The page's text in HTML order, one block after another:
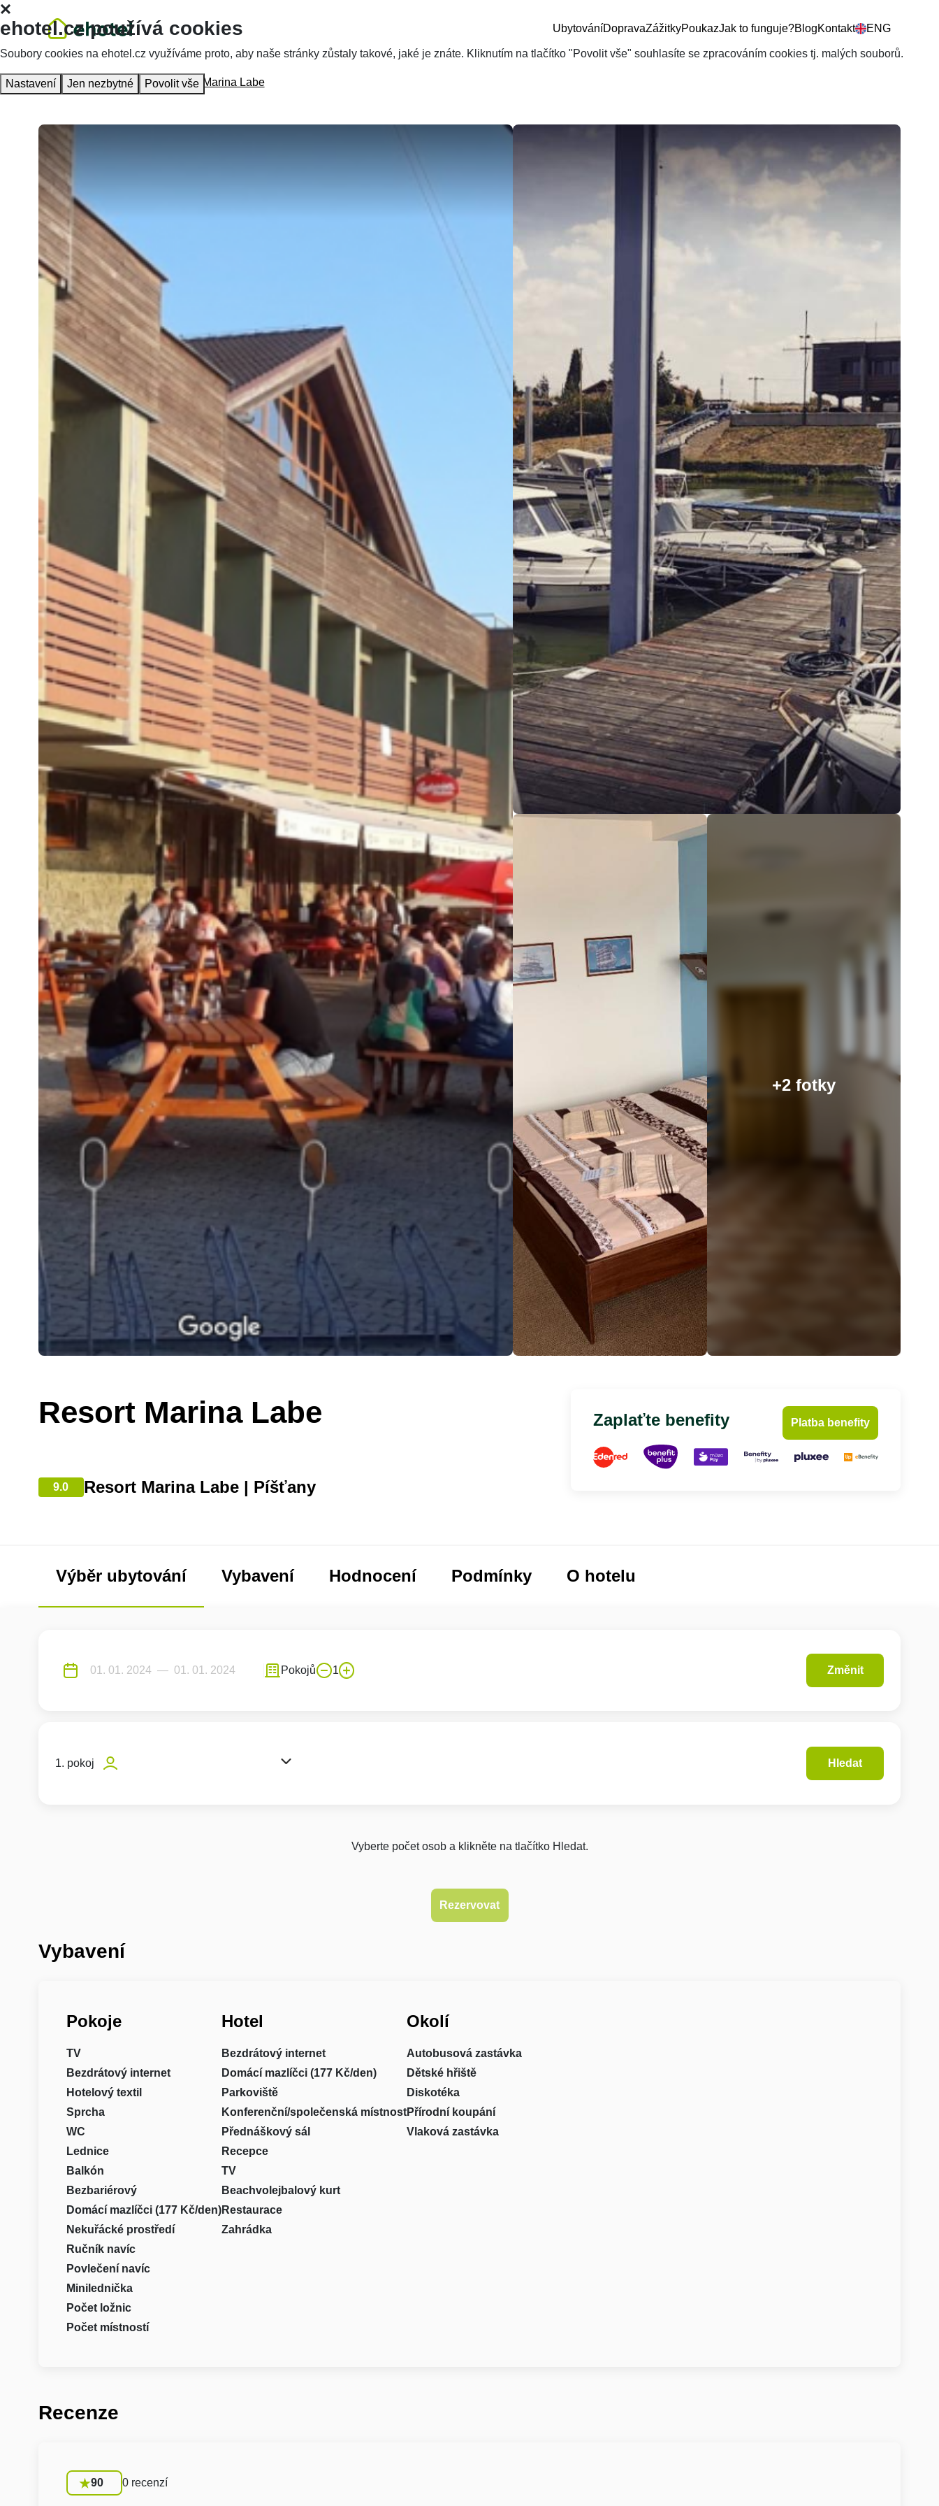
UbytováníDopravaZážitkyPoukazJak to funguje?BlogKontakt ENG
Hlavní stránka Ubytování Resort Marina Labe
+2 fotky
Resort Marina Labe
9.0 Resort Marina Labe | Píšťany
Zaplaťte benefity Platba benefity
Výběr ubytování Vybavení Hodnocení Podmínky O hotelu
Pokojů 1 Změnit
1. pokoj Hledat
Vyberte počet osob a klikněte na tlačítko Hledat.
Vybavení
Pokoje
TV
Bezdrátový internet
Hotelový textil
Sprcha
WC
Lednice
Balkón
Bezbariérový
Domácí mazlíčci (177 Kč/den)
Nekuřácké prostředí
Ručník navíc
Povlečení navíc
Minilednička
Počet ložnic
Počet místností
Hotel
Bezdrátový internet
Domácí mazlíčci (177 Kč/den)
Parkoviště
Konferenční/společenská místnost
Přednáškový sál
Recepce
TV
Beachvolejbalový kurt
Restaurace
Zahrádka
Okolí
Autobusová zastávka
Dětské hřiště
Diskotéka
Přírodní koupání
Vlaková zastávka
Recenze
90 0 recenzí
ehotel.cz používá cookies
Soubory cookies na ehotel.cz využíváme proto, aby naše stránky zůstaly takové, jaké je znáte. Kliknutím na tlačítko "Povolit vše" souhlasíte se zpracováním cookies tj. malých souborů.
Nastavení Jen nezbytné Povolit vše